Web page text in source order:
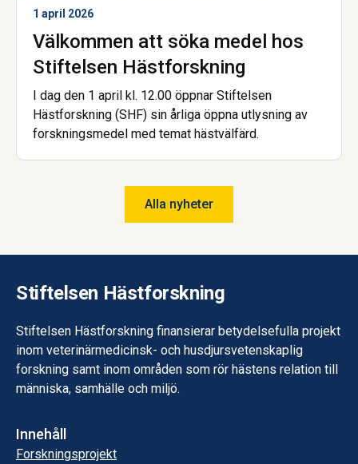
1 april 2026
Välkommen att söka medel hos
Stiftelsen Hästforskning
I dag den 1 april kl. 12.00 öppnar Stiftelsen
Hästforskning (SHF) sin årliga öppna utlysning av
forskningsmedel med temat hästvälfärd.
Alla nyheter
Stiftelsen Hästforskning
Stiftelsen Hästforskning finansierar betydelsefulla projekt
inom veterinärmedicinsk- och husdjursvetenskaplig
forskning samt inom områden som rör hästens relation till
människa, samhälle och miljö.
Innehåll
Forskningsprojekt